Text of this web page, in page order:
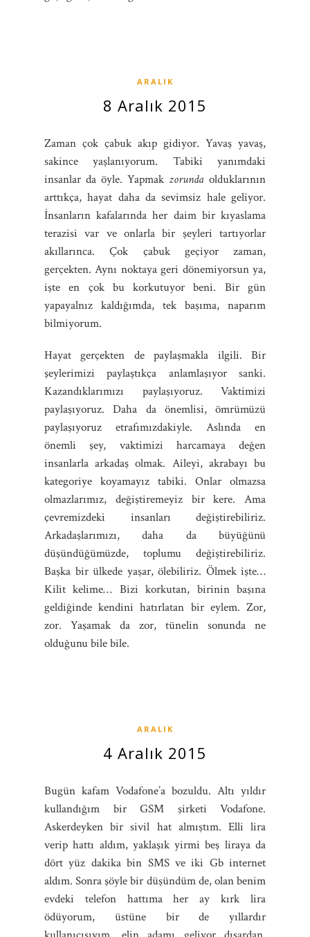
ARALIK
8 Aralık 2015
Zaman çok çabuk akıp gidiyor. Yavaş yavaş,
sakince yaşlanıyorum. Tabiki yanımdaki
insanlar da öyle. Yapmak zorunda olduklarının
arttıkça, hayat daha da sevimsiz hale geliyor.
İnsanların kafalarında her daim bir kıyaslama
terazisi var ve onlarla bir şeyleri tartıyorlar
akıllarınca. Çok çabuk geçiyor zaman,
gerçekten. Aynı noktaya geri dönemiyorsun ya,
işte en çok bu korkutuyor beni. Bir gün
yapayalnız kaldığımda, tek başıma, naparım
bilmiyorum.
Hayat gerçekten de paylaşmakla ilgili. Bir
şeylerimizi paylaştıkça anlamlaşıyor sanki.
Kazandıklarımızı paylaşıyoruz. Vaktimizi
paylaşıyoruz. Daha da önemlisi, ömrümüzü
paylaşıyoruz etrafımızdakiyle. Aslında en
önemli şey, vaktimizi harcamaya değen
insanlarla arkadaş olmak. Aileyi, akrabayı bu
kategoriye koyamayız tabiki. Onlar olmazsa
olmazlarımız, değiştiremeyiz bir kere. Ama
çevremizdeki insanları değiştirebiliriz.
Arkadaşlarımızı, daha da büyüğünü
düşündüğümüzde, toplumu değiştirebiliriz.
Başka bir ülkede yaşar, ölebiliriz. Ölmek işte…
Kilit kelime… Bizi korkutan, birinin başına
geldiğinde kendini hatırlatan bir eylem. Zor,
zor. Yaşamak da zor, tünelin sonunda ne
olduğunu bile bile.
ARALIK
4 Aralık 2015
Bugün kafam Vodafone’a bozuldu. Altı yıldır
kullandığım bir GSM şirketi Vodafone.
Askerdeyken bir sivil hat almıştım. Elli lira
verip hattı aldım, yaklaşık yirmi beş liraya da
dört yüz dakika bin SMS ve iki Gb internet
aldım. Sonra şöyle bir düşündüm de, olan benim
evdeki telefon hattıma her ay kırk lira
ödüyorum, üstüne bir de yıllardır